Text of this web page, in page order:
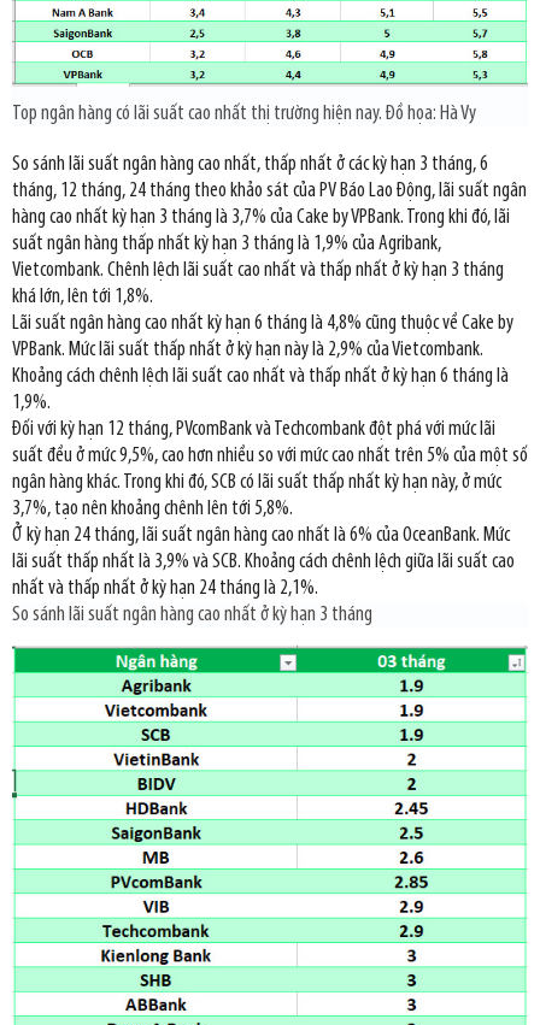
Top ngân hàng có lãi suất cao nhất thị trường hiện nay. Đồ họa: Hà Vy
So sánh lãi suất ngân hàng cao nhất, thấp nhất ở các kỳ hạn 3 tháng, 6
tháng, 12 tháng, 24 tháng theo khảo sát của PV Báo Lao Động, lãi suất ngân
hàng cao nhất kỳ hạn 3 tháng là 3,7% của Cake by VPBank. Trong khi đó, lãi
suất ngân hàng thấp nhất kỳ hạn 3 tháng là 1,9% của Agribank,
Vietcombank. Chênh lệch lãi suất cao nhất và thấp nhất ở kỳ hạn 3 tháng
khá lớn, lên tới 1,8%.
Lãi suất ngân hàng cao nhất kỳ hạn 6 tháng là 4,8% cũng thuộc về Cake by
VPBank. Mức lãi suất thấp nhất ở kỳ hạn này là 2,9% của Vietcombank.
Khoảng cách chênh lệch lãi suất cao nhất và thấp nhất ở kỳ hạn 6 tháng là
1,9%.
Đối với kỳ hạn 12 tháng, PVcomBank và Techcombank đột phá với mức lãi
suất đều ở mức 9,5%, cao hơn nhiều so với mức cao nhất trên 5% của một số
ngân hàng khác. Trong khi đó, SCB có lãi suất thấp nhất kỳ hạn này, ở mức
3,7%, tạo nên khoảng chênh lên tới 5,8%.
Ở kỳ hạn 24 tháng, lãi suất ngân hàng cao nhất là 6% của OceanBank. Mức
lãi suất thấp nhất là 3,9% và SCB. Khoảng cách chênh lệch giữa lãi suất cao
nhất và thấp nhất ở kỳ hạn 24 tháng là 2,1%.
So sánh lãi suất ngân hàng cao nhất ở kỳ hạn 3 tháng